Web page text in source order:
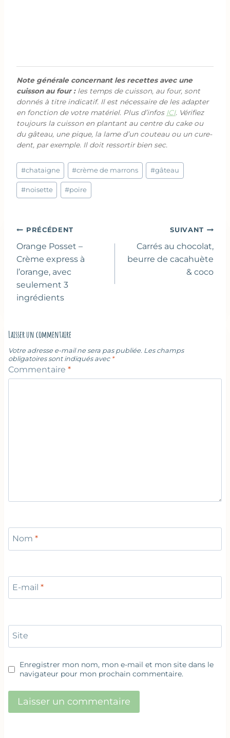
Note générale concernant les recettes avec une
cuisson au four :les temps de cuisson, au four, sont
donnés à titre indicatif. Il est nécessaire de les adapter
en fonction de votre matériel. Plus d’infos ICI. Vérifiez
toujours la cuisson en plantant au centre du cake ou
du gâteau, une pique, la lame d’un couteau ou un cure-
dent, par exemple. Il doit ressortir bien sec.
Étiquettes
de
la
#chataigne #crème de marrons #gâteau
#noisette #poire
Navigation
de
l’article
PRÉCÉDENT
Orange Posset –
Crème express à
l’orange, avec
seulement 3
ingrédients
SUIVANT
Carrés au chocolat,
beurre de cacahuète
& coco
Laisser un commentaire
Votre adresse e-mail ne sera pas publiée. Les champs
obligatoires sont indiqués avec *
Commentaire *
Nom *
E-mail *
Site
Enregistrer mon nom, mon e-mail et mon site dans le
navigateur pour mon prochain commentaire.